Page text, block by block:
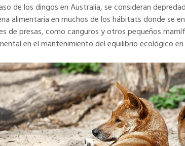
de los dingos en Australia, se consideran
alimentaria en muchos de los hábitats donde se
de presas, como canguros y otros pequeños
en el mantenimiento del equilibrio ecológico